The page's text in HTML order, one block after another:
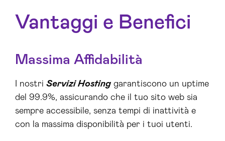
Vantaggi e Benefici
Massima Affidabilità
I nostri Servizi Hosting garantiscono un uptime
del 99.9%, assicurando che il tuo sito web sia
sempre accessibile, senza tempi di inattività e
con la massima disponibilità per i tuoi utenti.